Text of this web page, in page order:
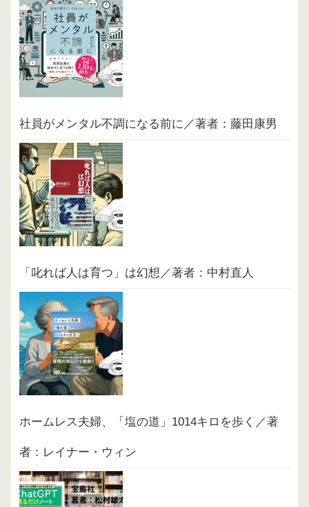
社員がメンタル不調になる前に／著者：藤田康男
「叱れば人は育つ」は幻想／著者：中村直人
ホームレス夫婦、「塩の道」1014キロを歩く／著
者：レイナー・ウィン